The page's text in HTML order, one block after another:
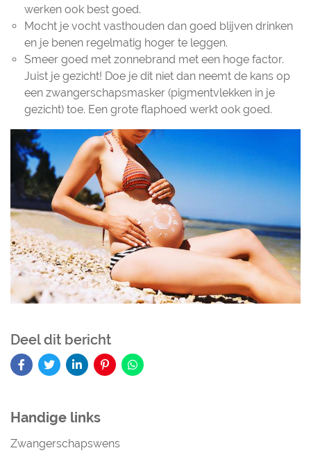
werken ook best goed.
Mocht je vocht vasthouden dan goed blijven drinken
en je benen regelmatig hoger te leggen.
Smeer goed met zonnebrand met een hoge factor.
Juist je gezicht! Doe je dit niet dan neemt de kans op
een zwangerschapsmasker (pigmentvlekken in je
gezicht) toe. Een grote flaphoed werkt ook goed.
Deel dit bericht
Handige links
Zwangerschapswens